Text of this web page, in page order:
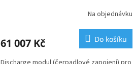
Na objednávku
61 007 Kč Do košíku